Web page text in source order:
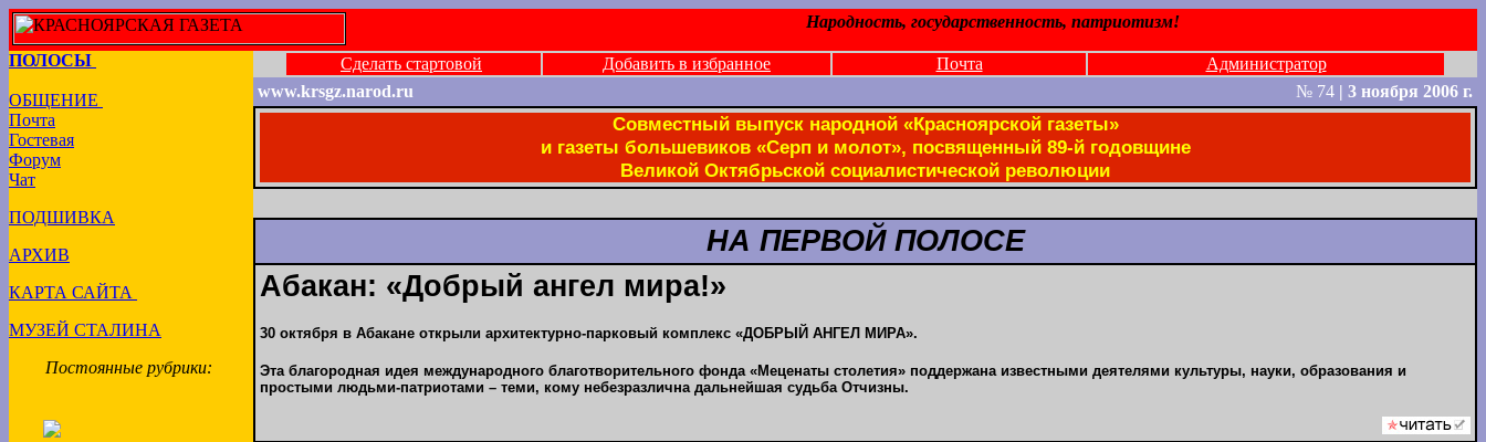
Народность, государственность, патриотизм!
ПОЛОСЫ
ОБЩЕНИЕ
Почта
Гостевая
Форум
Чат
ПОДШИВКА
АРХИВ
КАРТА САЙТА
МУЗЕЙ СТАЛИНА
Постоянные рубрики:
Сделать стартовой Добавить в избранное Почта
Администратор
www.krsgz.narod.ru
№ 74 | 3 ноября 2006 г.
Совместный выпуск народной «Красноярской газеты»
и газеты большевиков «Серп и молот», посвященный 89-й годовщине
Великой Октябрьской социалистической революции
НА ПЕРВОЙ ПОЛОСЕ
Абакан: «Добрый ангел мира!»
30 октября в Абакане открыли архитектурно-парковый комплекс «ДОБРЫЙ АНГЕЛ МИРА».
Эта благородная идея международного благотворительного фонда «Меценаты столетия» поддержана известными деятелями культуры, науки, образования и
простыми людьми-патриотами – теми, кому небезразлична дальнейшая судьба Отчизны.